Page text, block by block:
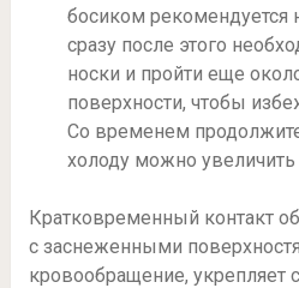
босиком рекомендуется
сразу после этого
носки и пройти еще
поверхности, чтобы
Со временем
холоду можно
Кратковременный контакт
с заснеженными
кровообращение,